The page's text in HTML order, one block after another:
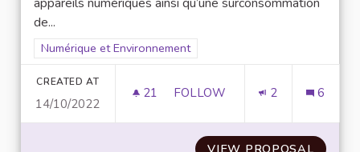
de...
Filter results for scope: Numérique et Environnement
Numérique et Environnement
CREATED AT
14/10/2022
21 21 FOLLOWERS
FOLLOW 2 6
VIEW PROPOSAL